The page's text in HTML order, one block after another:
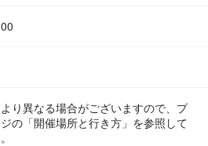
り異なる場合がございますので、プ
の「開催場所と行き方」を参照して